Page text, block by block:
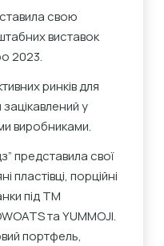
свою
виставок
2023.
ринків для
зацікавлений у
виробниками.
представила свої
пластівці, порційні
під ТМ
та YUMMOJI.
портфель,